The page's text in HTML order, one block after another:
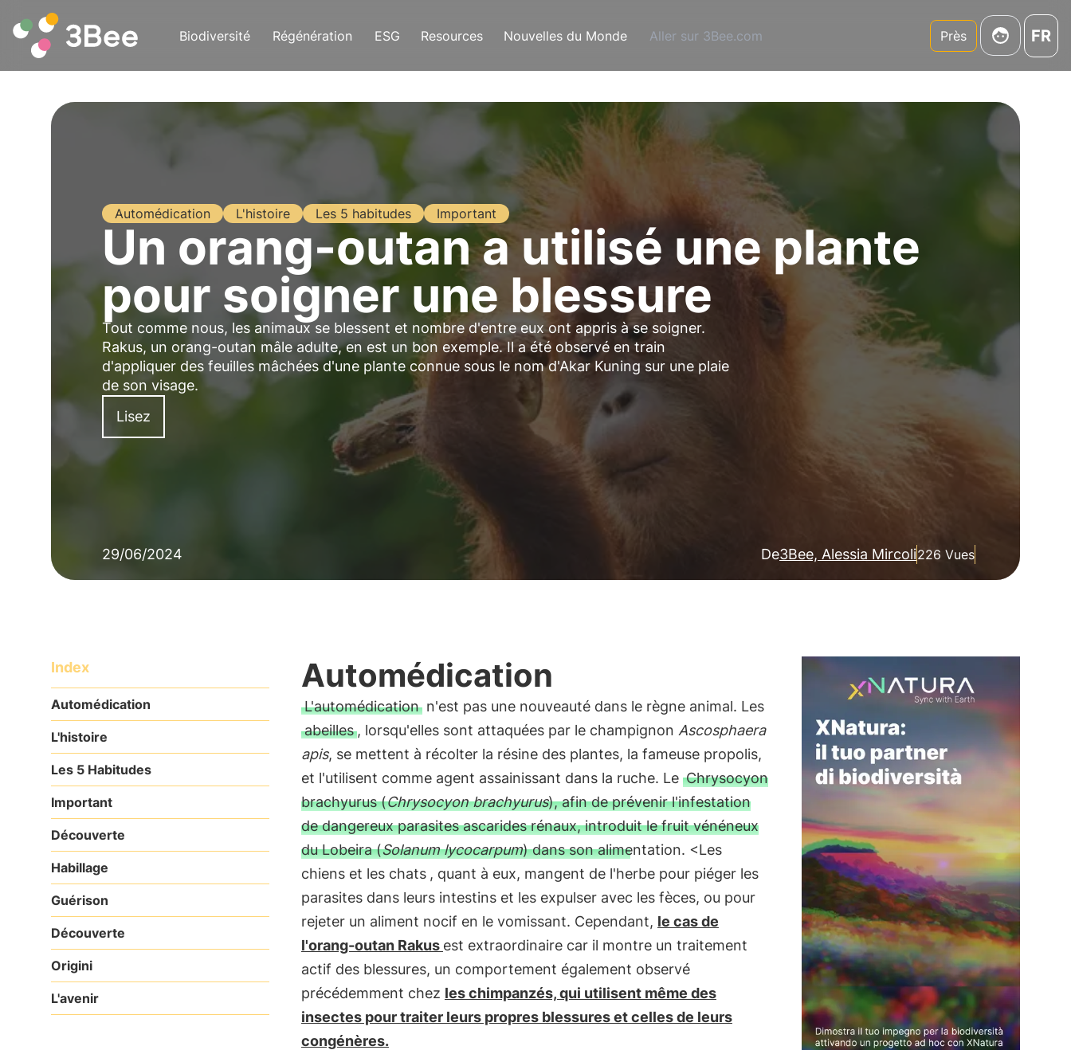
Biodiversité Régénération ESG Resources Nouvelles du Monde Aller sur 3Bee.com Près FR
Automédication L'histoire Les 5 habitudes Important
Un orang-outan a utilisé une plante
pour soigner une blessure
Tout comme nous, les animaux se blessent et nombre d'entre eux ont appris à se soigner.
Rakus, un orang-outan mâle adulte, en est un bon exemple. Il a été observé en train
d'appliquer des feuilles mâchées d'une plante connue sous le nom d'Akar Kuning sur une plaie
de son visage.
Lisez
29/06/2024 De3Bee, Alessia Mircoli226 Vues
Index
Automédication
L'histoire
Les 5 Habitudes
Important
Découverte
Habillage
Guérison
Découverte
Origini
L'avenir
Automédication
L'automédicationn'est pas une nouveauté dans le règne animal. Les
abeilles, lorsqu'elles sont attaquées par le champignon Ascosphaera
apis, se mettent à récolter la résine des plantes, la fameuse propolis,
et l'utilisent comme agent assainissant dans la ruche. Le Chrysocyon
brachyurus (Chrysocyon brachyurus), afin de prévenir l'infestation
de dangereux parasites ascarides rénaux, introduit le fruit vénéneux
du Lobeira (Solanum lycocarpum) dans son alimentation. <Les
chiens et les chats , quant à eux, mangent de l'herbe pour piéger les
parasites dans leurs intestins et les expulser avec les fèces, ou pour
rejeter un aliment nocif en le vomissant. Cependant, le cas de
l'orang-outan Rakus est extraordinaire car il montre un traitement
actif des blessures, un comportement également observé
précédemment chez les chimpanzés, qui utilisent même des
insectes pour traiter leurs propres blessures et celles de leurs
congénères.